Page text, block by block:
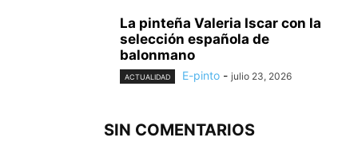
La pinteña Valeria Iscar con la
selección española de
balonmano
ACTUALIDAD E-pinto - julio 23, 2026
SIN COMENTARIOS